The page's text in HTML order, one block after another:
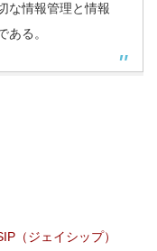
な情報管理と情報
る。
（ジェイシップ）